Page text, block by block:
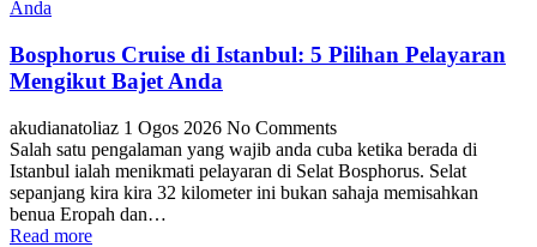
Bosphorus Cruise di Istanbul: 5 Pilihan Pelayaran
Mengikut Bajet Anda
akudianatoliaz 1 Ogos 2026 No Comments
Salah satu pengalaman yang wajib anda cuba ketika berada di
Istanbul ialah menikmati pelayaran di Selat Bosphorus. Selat
sepanjang kira kira 32 kilometer ini bukan sahaja memisahkan
benua Eropah dan…
Read more